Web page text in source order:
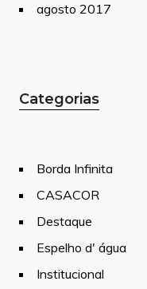
agosto 2017
Categorias
Borda Infinita
CASACOR
Destaque
Espelho d' água
Institucional